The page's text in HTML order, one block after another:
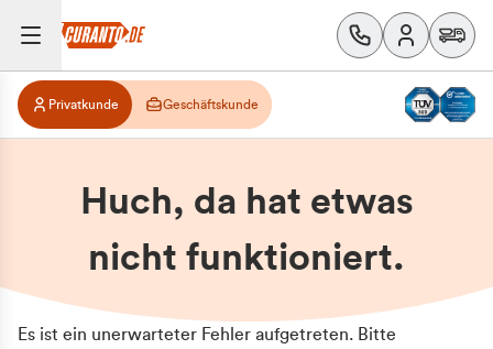
Privatkunde Geschäftskunde
Huch, da hat etwas
nicht funktioniert.
Es ist ein unerwarteter Fehler aufgetreten. Bitte